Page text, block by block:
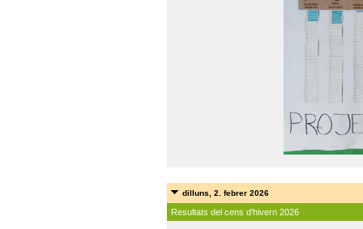
dilluns, 2. febrer 2026
Resultats del cens d'hivern 2026